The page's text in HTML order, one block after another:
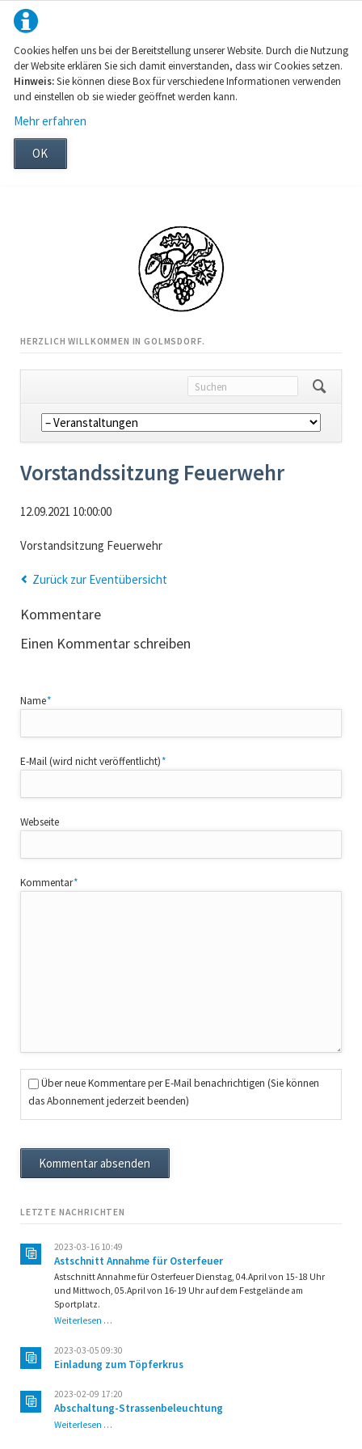
Cookies helfen uns bei der Bereitstellung unserer Website. Durch die Nutzung
der Website erklären Sie sich damit einverstanden, dass wir Cookies setzen.
Hinweis:Sie können diese Box für verschiedene Informationen verwenden
und einstellen ob sie wieder geöffnet werden kann.
Mehr erfahren
OK
HERZLICH WILLKOMMEN IN GOLMSDORF.
Navigation
überspringen
Vorstandssitzung Feuerwehr
12.09.2021 10:00:00
Vorstandsitzung Feuerwehr
Zurück zur Eventübersicht
Kommentare
Einen Kommentar schreiben
Pflichtfeld
Name*
Pflichtfeld
E-Mail (wird nicht veröffentlicht)*
Webseite
Pflichtfeld
Kommentar*
Über neue Kommentare per E-Mail benachrichtigen (Sie können
das Abonnement jederzeit beenden)
Kommentar absenden
LETZTE NACHRICHTEN
2023-03-16 10:49
Astschnitt Annahme für Osterfeuer
Astschnitt Annahme für Osterfeuer Dienstag, 04.April von 15-18 Uhr
und Mittwoch, 05.April von 16-19 Uhr auf dem Festgelände am
Sportplatz.
Weiterlesen …Astschnitt
für
Osterfeuer
2023-03-05 09:30
Einladung zum Töpferkrus
2023-02-09 17:20
Abschaltung-Strassenbeleuchtung
Weiterlesen …